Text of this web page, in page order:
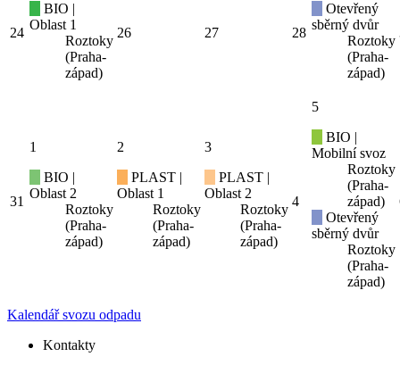
24
BIO |
Oblast 1
Roztoky
(Praha-
západ)
26 27 28
Otevřený
sběrný dvůr
Roztoky
(Praha-
západ)
31
1
BIO |
Oblast 2
Roztoky
(Praha-
západ)
2
PLAST |
Oblast 1
Roztoky
(Praha-
západ)
3
PLAST |
Oblast 2
Roztoky
(Praha-
západ)
4
5
BIO |
Mobilní svoz
Roztoky
(Praha-
západ)
Otevřený
sběrný dvůr
Roztoky
(Praha-
západ)
Kalendář svozu odpadu
Kontakty